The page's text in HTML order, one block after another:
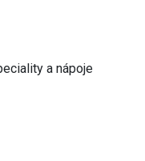
a nápoje